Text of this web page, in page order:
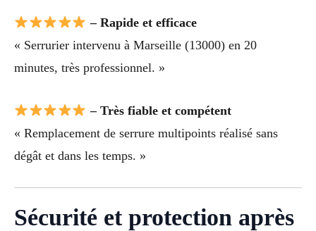
– Rapide et efficace
« Serrurier intervenu à Marseille (13000) en 20
minutes, très professionnel. »
– Très fiable et compétent
« Remplacement de serrure multipoints réalisé sans
dégât et dans les temps. »
Sécurité et protection après